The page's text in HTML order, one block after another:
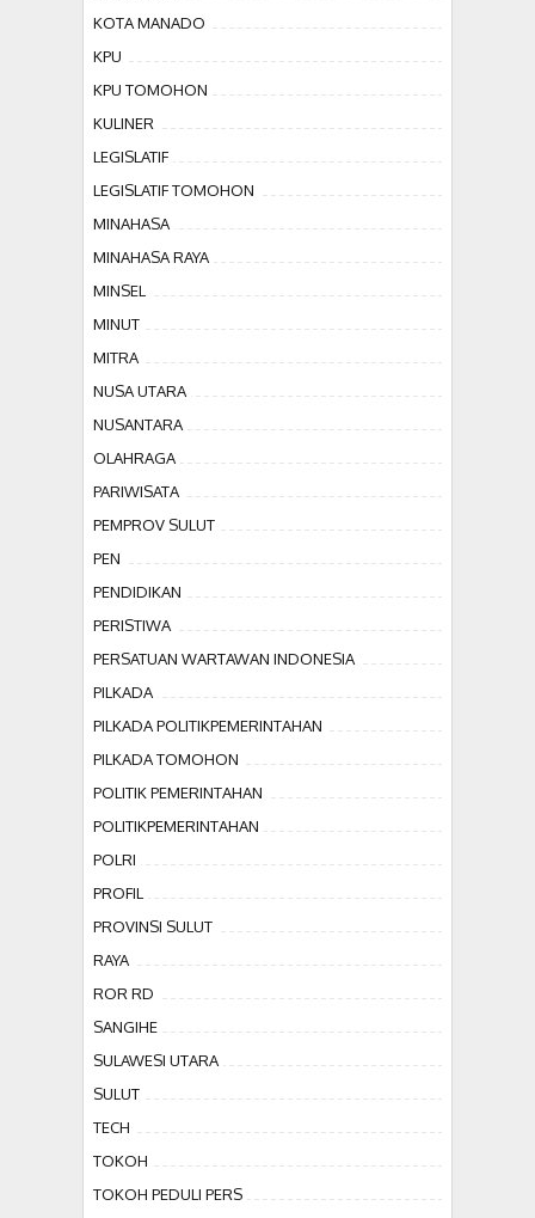
KOTA MANADO
KPU
KPU TOMOHON
KULINER
LEGISLATIF
LEGISLATIF TOMOHON
MINAHASA
MINAHASA RAYA
MINSEL
MINUT
MITRA
NUSA UTARA
NUSANTARA
OLAHRAGA
PARIWISATA
PEMPROV SULUT
PEN
PENDIDIKAN
PERISTIWA
PERSATUAN WARTAWAN INDONESIA
PILKADA
PILKADA POLITIKPEMERINTAHAN
PILKADA TOMOHON
POLITIK PEMERINTAHAN
POLITIKPEMERINTAHAN
POLRI
PROFIL
PROVINSI SULUT
RAYA
ROR RD
SANGIHE
SULAWESI UTARA
SULUT
TECH
TOKOH
TOKOH PEDULI PERS